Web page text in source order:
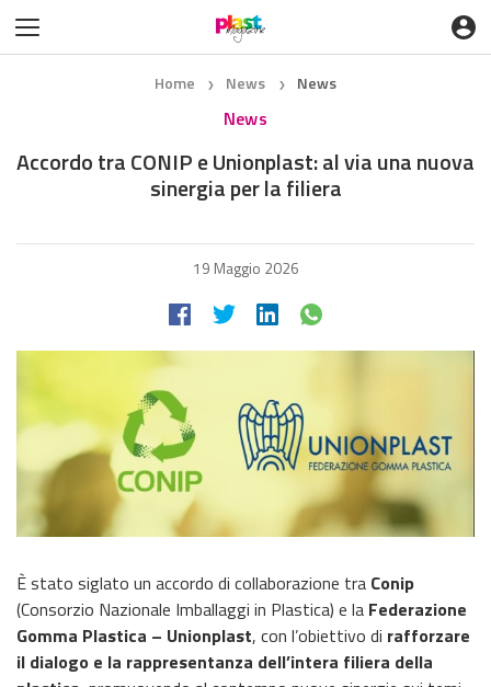
Home ❯ News ❯ News
News
Accordo tra CONIP e Unionplast: al via una nuova
sinergia per la filiera
19 Maggio 2026
È stato siglato un accordo di collaborazione tra Conip
(Consorzio Nazionale Imballaggi in Plastica) e la Federazione
Gomma Plastica – Unionplast, con l’obiettivo di rafforzare
il dialogo e la rappresentanza dell’intera filiera della